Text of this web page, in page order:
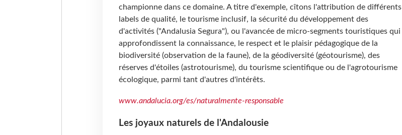
championne dans ce domaine. A titre d'exemple, cîtons l'attribution de différents
labels de qualité, le tourisme inclusif, la sécurité du développement des
d'activités ("Andalusia Segura"), ou l'avancée de micro-segments touristiques qui
approfondissent la connaissance, le respect et le plaisir pédagogique de la
biodiversité (observation de la faune), de la géodiversité (géotourisme), des
réserves d'étoiles (astrotourisme), du tourisme scientifique ou de l'agrotourisme
écologique, parmi tant d'autres d'intérêts.
www.andalucia.org/es/naturalmente-responsable
Les joyaux naturels de l'Andalousie